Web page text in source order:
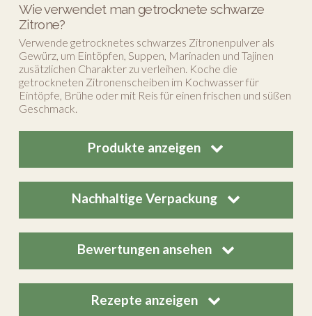
Wie verwendet man getrocknete schwarze
Zitrone?
Verwende getrocknetes schwarzes Zitronenpulver als
Gewürz, um Eintöpfen, Suppen, Marinaden und Tajinen
zusätzlichen Charakter zu verleihen. Koche die
getrockneten Zitronenscheiben im Kochwasser für
Eintöpfe, Brühe oder mit Reis für einen frischen und süßen
Geschmack.
Produkte anzeigen
Nachhaltige Verpackung
Bewertungen ansehen
Rezepte anzeigen